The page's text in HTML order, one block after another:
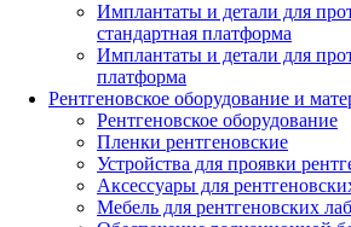
Имплантаты и детали для
стандартная платформа
Имплантаты и детали для
платформа
Рентгеновское оборудование и
Рентгеновское оборудование
Пленки рентгеновские
Устройства для проявки
Аксессуары для
Мебель для рентгеновских